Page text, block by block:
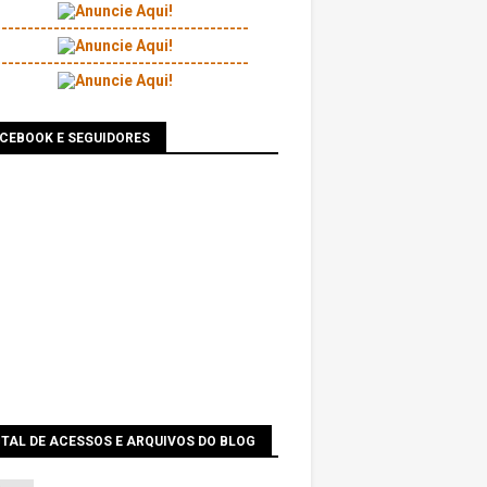
E SEGUIDORES
DE ACESSOS E ARQUIVOS DO BLOG